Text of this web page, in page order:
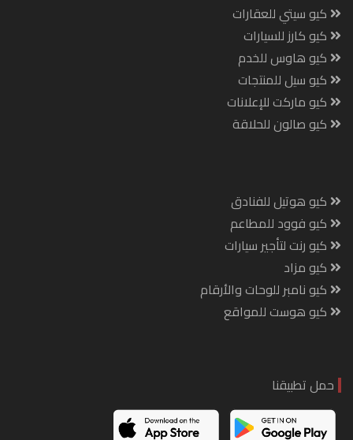
كيو سيتي للعقارات
كيو كارز للسيارات
كيو هاوس للخدم
كيو سيل للمنتجات
كيو ماركت للإعلانات
كيو صالون للحلاقة
كيو هوتيل للفنادق
كيو فوود للمطاعم
كيو رنت لتأجير سيارات
كيو مزاد
كيو نامبر للوحات والأرقام
كيو هوست للمواقع
حمل تطبيقنا